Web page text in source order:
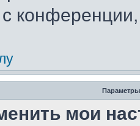
Параметры
мои